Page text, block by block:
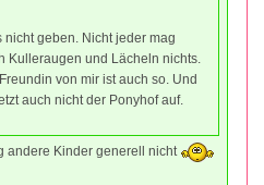
geben. Nicht jeder mag
Kulleraugen und Lächeln nichts.
von mir ist auch so. Und
auch nicht der Ponyhof auf.
andere Kinder generell nicht